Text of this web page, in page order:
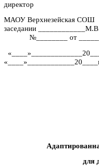
директор
МАОУ Верхнезейская
заседании
№________ от
для